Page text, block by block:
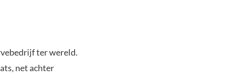
ter wereld.
net achter